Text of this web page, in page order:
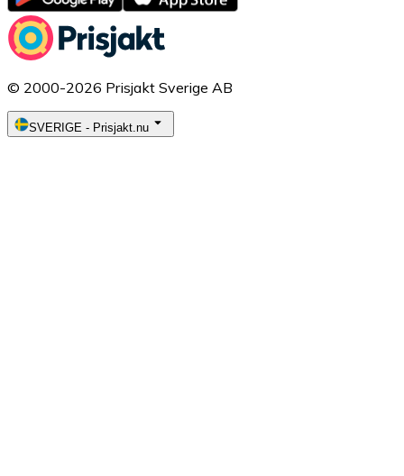
© 2000-2026 Prisjakt Sverige AB
SVERIGE - Prisjakt.nu